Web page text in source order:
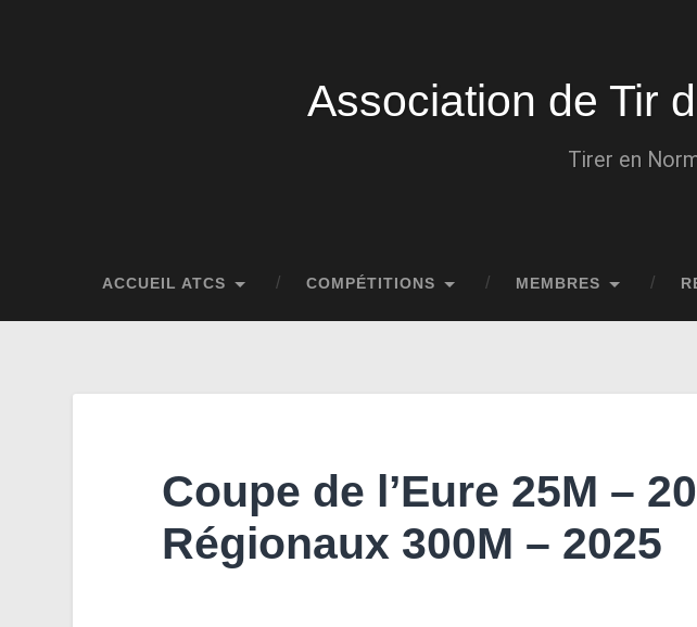
Association de Tir
Tirer en
ACCUEIL ATCS COMPÉTITIONS MEMBRES
Coupe de l’Eure 25M –
Régionaux 300M – 2025